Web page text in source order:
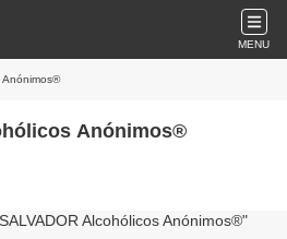
MENU
Anónimos®
Anónimos®